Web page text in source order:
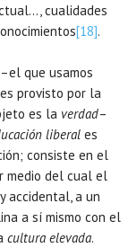
cualidades
[18].
que usamos
provisto por la
es la verdad–
liberal es
consiste en el
medio del cual el
accidental, a un
a sí mismo con el
cultura elevada.